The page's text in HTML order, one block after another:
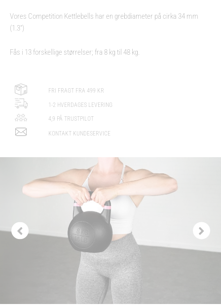
Vores Competition Kettlebells har en grebdiameter på cirka 34 mm
(1.3″)
Fås i 13 forskellige størrelser; fra 8 kg til 48 kg.
FRI FRAGT FRA 499 KR
1-2 HVERDAGES LEVERING
4,9 PÅ TRUSTPILOT
KONTAKT KUNDESERVICE